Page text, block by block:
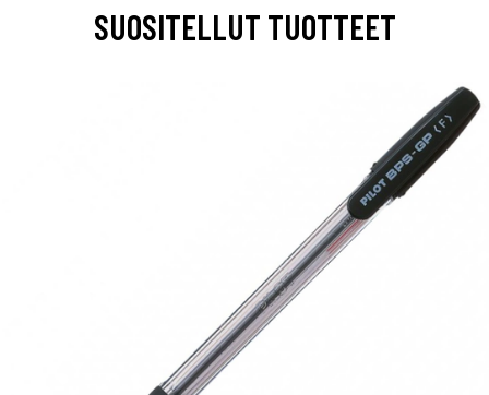
SUOSITELLUT TUOTTEET